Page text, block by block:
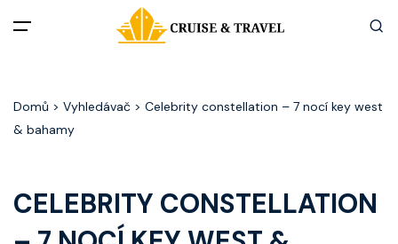
Akční nabídky
Zážitky z plaveb
Domů > Vyhledávač > Celebrity constellation – 7 nocí key west
& bahamy
CELEBRITY CONSTELLATION